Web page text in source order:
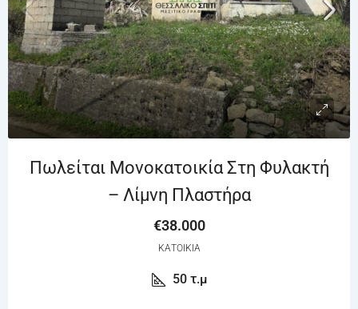
Πωλείται Μονοκατοικία Στη Φυλακτή
– Λίμνη Πλαστήρα
€38.000
ΚΑΤΟΙΚΊΑ
50 τ.μ